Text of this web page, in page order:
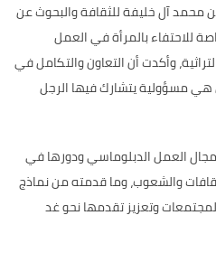
محمد آل خليفة للثقافة والبحوث عن
للاحتفاء بالمرأة في العمل
وأكدت أن التعاون والتكامل في
هي مسؤولية يتشارك فيها الرجل
العمل الدبلوماسي ودورها في
والشعوب، وما قدمته من نماذج
وتعزيز تقدمها نحو غد